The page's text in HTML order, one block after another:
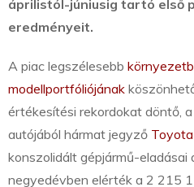
áprilistól-júniusig tartó első
eredményeit.
A piac legszélesebb
modellportfóliójának
értékesítési rekordokat döntő,
autójából hármat jegyző Toyota
konszolidált gépjármű-eladásai
negyedévben elérték a 2 215